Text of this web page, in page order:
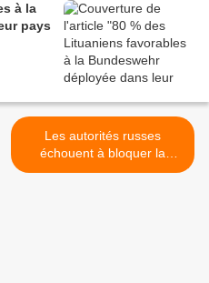
à la
pays
Les autorités russes
échouent à bloquer la
messagerie Telegram et